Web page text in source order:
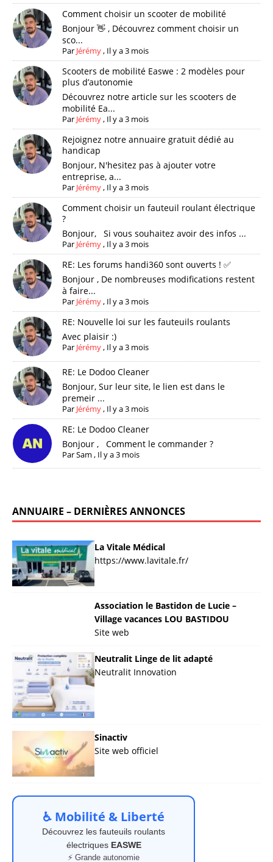
Comment choisir un scooter de mobilité
Bonjour 👋 , Découvrez comment choisir un
sco...
Par Jérémy, Il y a 3 mois
Scooters de mobilité Easwe : 2 modèles pour
plus d’autonomie
Découvrez notre article sur les scooters de
mobilité Ea...
Par Jérémy, Il y a 3 mois
Rejoignez notre annuaire gratuit dédié au
handicap
Bonjour, N'hesitez pas à ajouter votre
entreprise, a...
Par Jérémy, Il y a 3 mois
Comment choisir un fauteuil roulant électrique
?
Bonjour, Si vous souhaitez avoir des infos ...
Par Jérémy, Il y a 3 mois
RE: Les forums handi360 sont ouverts ! ✅
Bonjour , De nombreuses modifications restent
à faire...
Par Jérémy, Il y a 3 mois
RE: Nouvelle loi sur les fauteuils roulants
Avec plaisir :)
Par Jérémy, Il y a 3 mois
RE: Le Dodoo Cleaner
Bonjour, Sur leur site, le lien est dans le
premeir ...
Par Jérémy, Il y a 3 mois
RE: Le Dodoo Cleaner
Bonjour , Comment le commander ?
ParSam , Il y a 3 mois
ANNUAIRE – DERNIÈRES ANNONCES
La Vitale Médical
https://www.lavitale.fr/
Association le Bastidon de Lucie –
Village vacances LOU BASTIDOU
Site web
Neutralit Linge de lit adapté
Neutralit Innovation
Sinactiv
Site web officiel
♿ Mobilité & Liberté
Découvrez les fauteuils roulants
électriques EASWE
⚡ Grande autonomie